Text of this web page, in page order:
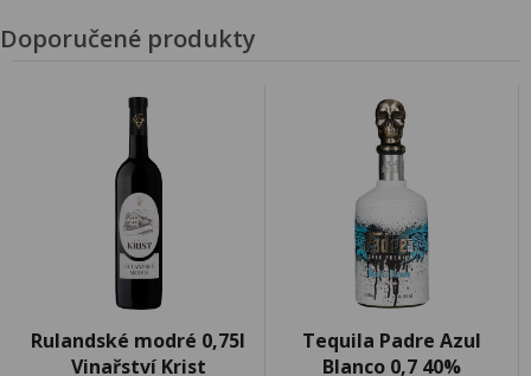
Doporučené produkty
Rulandské modré 0,75l
Vinařství Krist
Tequila Padre Azul
Blanco 0,7 40%